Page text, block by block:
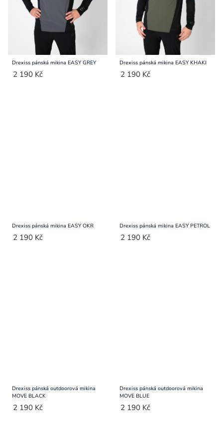
Drexiss pánská mikina EASY GREY
2 190 Kč
Drexiss pánská mikina EASY KHAKI
2 190 Kč
Drexiss pánská mikina EASY OKR
2 190 Kč
Drexiss pánská mikina EASY PETROL
2 190 Kč
Drexiss pánská outdoorová mikina
MOVE BLACK
2 190 Kč
Drexiss pánská outdoorová mikina
MOVE BLUE
2 190 Kč